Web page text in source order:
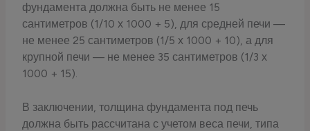
фундамента должна быть не менее 15
сантиметров (1/10 х 1000 + 5), для средней печи —
не менее 25 сантиметров (1/5 х 1000 + 10), а для
крупной печи — не менее 35 сантиметров (1/3 х
1000 + 15).
В заключении, толщина фундамента под печь
должна быть рассчитана с учетом веса печи, типа